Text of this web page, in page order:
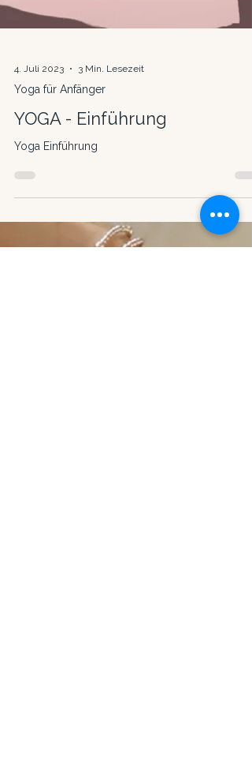
4. Juli 2023
YOGA - Einführung
Yoga Einführung